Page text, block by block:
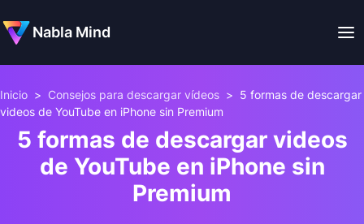
Nabla Mind
Inicio > Consejos para descargar vídeos > 5 formas de descargar
videos de YouTube en iPhone sin Premium
5 formas de descargar videos
de YouTube en iPhone sin
Premium